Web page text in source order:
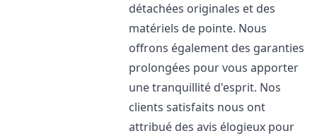
détachées originales et des
matériels de pointe. Nous
offrons également des garanties
prolongées pour vous apporter
une tranquillité d'esprit. Nos
clients satisfaits nous ont
attribué des avis élogieux pour